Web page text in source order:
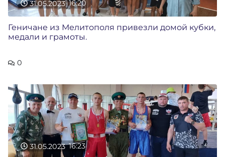
31.05.2023 16:20
Геничане из Мелитополя привезли домой кубки,
медали и грамоты.
0
31.05.2023 16:23